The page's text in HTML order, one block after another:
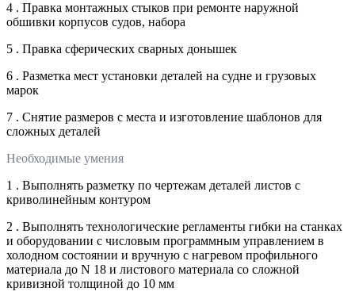
4 . Правка монтажных стыков при ремонте наружной
обшивки корпусов судов, набора
5 . Правка сферических сварных донышек
6 . Разметка мест установки деталей на судне и грузовых
марок
7 . Снятие размеров с места и изготовление шаблонов для
сложных деталей
Необходимые умения
1 . Выполнять разметку по чертежам деталей листов с
криволинейным контуром
2 . Выполнять технологические регламенты гибки на станках
и оборудовании с числовым программным управлением в
холодном состоянии и вручную с нагревом профильного
материала до N 18 и листового материала со сложной
кривизной толщиной до 10 мм